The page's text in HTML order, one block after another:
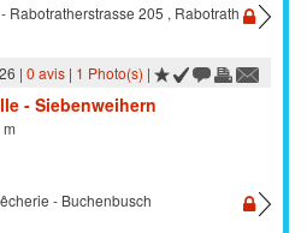
Rabotratherstrasse 205 , Rabotrath
| 0 avis| 1 Photo(s) |
- Siebenweihern
- Buchenbusch